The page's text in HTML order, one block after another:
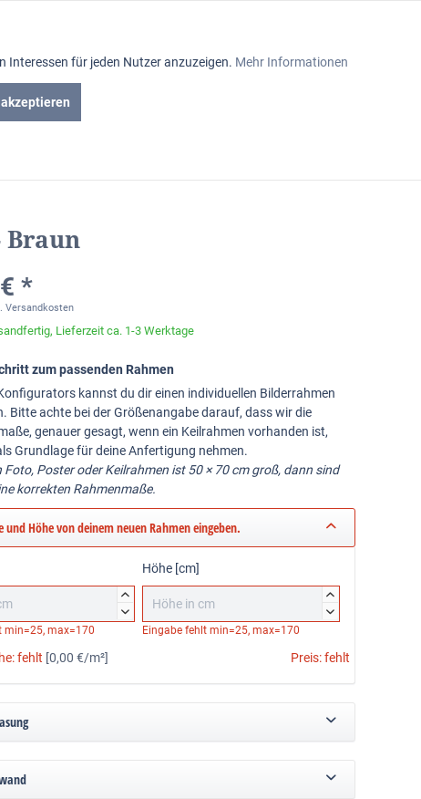
Braun
*
Versandkosten
Lieferzeit ca. 1-3 Werktage
zum passenden Rahmen
kannst du dir einen individuellen Bilderrahmen
Bitte achte bei der Größenangabe darauf, dass wir die
genauer gesagt, wenn ein Keilrahmen vorhanden ist,
Grundlage für deine Anfertigung nehmen.
Foto, Poster oder Keilrahmen ist 50 × 70 cm groß, dann sind
korrekten Rahmenmaße.
und Höhe von deinem neuen Rahmen eingeben.


Höhe [cm]


min=25, max=170 Eingabe fehlt min=25, max=170
fehlt [0,00 €/m²] Preis:fehlt
Interessen für jeden Nutzer anzuzeigen. Mehr Informationen